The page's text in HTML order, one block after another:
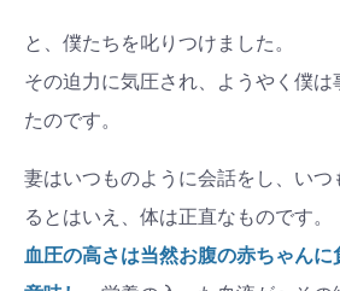
と、僕たちを叱りつけました。
その迫力に気圧され、ようやく僕は
たのです。
妻はいつものように会話をし、いつ
るとはいえ、体は正直なものです。
血圧の高さは当然お腹の赤ちゃん